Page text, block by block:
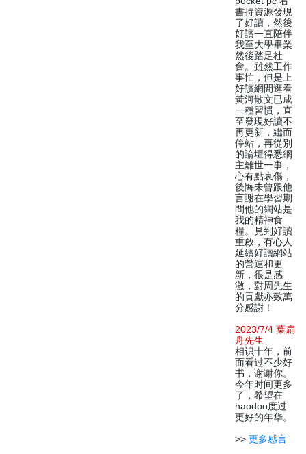
書持資源發現
了好讀，然後
好讀一直陪伴
我至大學畢業
然後踏足社
會。雖然工作
事忙，但是上
好讀網閒逛看
黃河散文已成
一種習慣，直
至發現好讀不
再更新，繼而
停站，再從別
的論壇得悉網
主離世一事，
心有點哀傷，
後悔未曾跟他
言謝在學習期
間他的網站是
我的精神食
糧。見到好讀
重啟，有心人
延續好讀網站
的營運和更
新，很是感
激，對周先生
的貢獻亦致萬
分感謝！
2023/7/4 葉扁
舟先生
相识十年，前
面看过不少好
书，谢谢你。
今年时间更多
了，希望在
haodoo度过
更好的年华。
>> 更多感言